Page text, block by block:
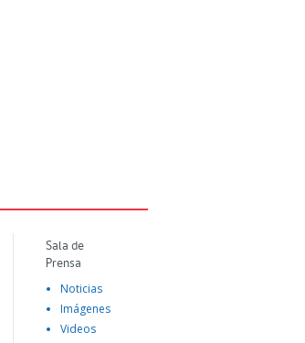
Sala de
Prensa
Noticias
Imágenes
Videos